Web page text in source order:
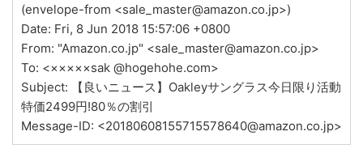
(envelope-from <sale_master@amazon.co.jp>)
Date: Fri, 8 Jun 2018 15:57:06 +0800
From: "Amazon.co.jp" <sale_master@amazon.co.jp>
To: <×××××sak @hogehohe.com>
Subject: 【良いニュース】Oakleyサングラス今日限り活動
特価2499円!80％の割引
Message-ID: <20180608155715578640@amazon.co.jp>